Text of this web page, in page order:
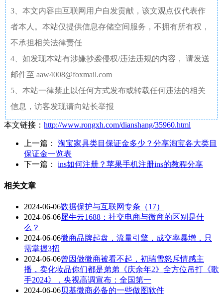
3、本文内容由互联网用户自发贡献，该文观点仅代表作
者本人。本站仅提供信息存储空间服务，不拥有所有权，
不承担相关法律责任
4、如发现本站有涉嫌抄袭侵权/违法违规的内容， 请发送
邮件至 aaw4008@foxmail.com
5、本站一律禁止以任何方式发布或转载任何违法的相关
信息，访客发现请向站长举报
本文链接： http://www.rongxh.com/dianshang/35960.html
上一篇： 淘宝家具类目保证金多少？分享淘宝各大类目
保证金一览表
下一篇： ins如何注册？苹果手机注册ins的教程分享
相关文章
2024-06-06数据保护与互联网专条（17）
2024-06-06犀牛云1688：社交电商与微商的区别是什
么？
2024-06-06微商品牌起盘，流量引擎，成交率暴增，只
需掌握3招
2024-06-06曾因做微商被看不起，初瑞雪怒斥情感主
播，卖化妆品你们都是弟弟《庆余年2》全方位吊打《歌
手2024》，央视高调宣布：全国第一
2024-06-06贝基微商必备的一些做图软件